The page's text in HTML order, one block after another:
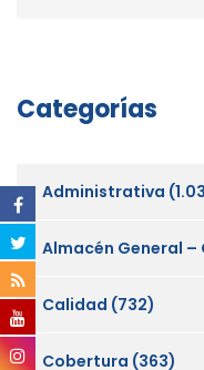
Categorías
Administrativa
Almacén General
Calidad (732)
Cobertura (363)